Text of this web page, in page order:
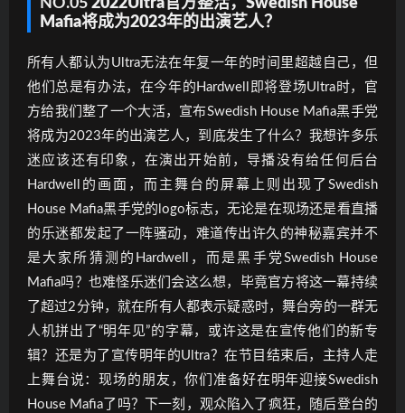
NO.05 2022Ultra官方整活， Swedish House
Mafia将成为2023年的出演艺人？
所有人都认为Ultra无法在年复一年的时间里超越自己，但
他们总是有办法，在今年的Hardwell即将登场Ultra时，官
方给我们整了一个大活，宣布Swedish House Mafia黑手党
将成为2023年的出演艺人，到底发生了什么？我想许多乐
迷应该还有印象，在演出开始前，导播没有给任何后台
Hardwell的画面，而主舞台的屏幕上则出现了Swedish
House Mafia黑手党的logo标志，无论是在现场还是看直播
的乐迷都发起了一阵骚动，难道传出许久的神秘嘉宾并不
是大家所猜测的Hardwell，而是黑手党Swedish House
Mafia吗？也难怪乐迷们会这么想，毕竟官方将这一幕持续
了超过2分钟，就在所有人都表示疑惑时，舞台旁的一群无
人机拼出了“明年见”的字幕，或许这是在宣传他们的新专
辑？还是为了宣传明年的Ultra？在节目结束后，主持人走
上舞台说：现场的朋友，你们准备好在明年迎接Swedish
House Mafia了吗？下一刻，观众陷入了疯狂，随后登台的